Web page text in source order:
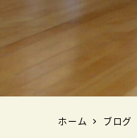
ホーム ブログ